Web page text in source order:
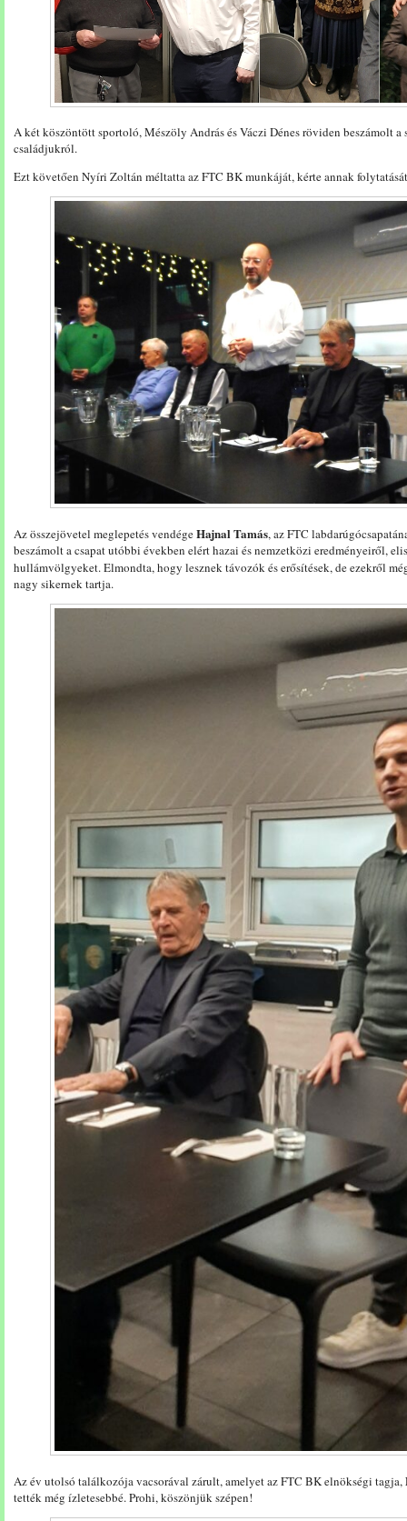
A két köszöntött sportoló, Mészöly András és Váczi Dénes röviden beszámolt
családjukról.
Ezt követően Nyíri Zoltán méltatta az FTC BK munkáját, kérte annak
Az összejövetel meglepetés vendégeHajnal Tamás, az FTC
beszámolt a csapat utóbbi években elért hazai és nemzetközi eredményeiről,
hullámvölgyeket. Elmondta, hogy lesznek távozók és erősítések, de ezekről
nagy sikernek tartja.
Az év utolsó találkozója vacsorával zárult, amelyet az FTC BK elnökségi tagja,
tették még ízletesebbé. Prohi, köszönjük szépen!